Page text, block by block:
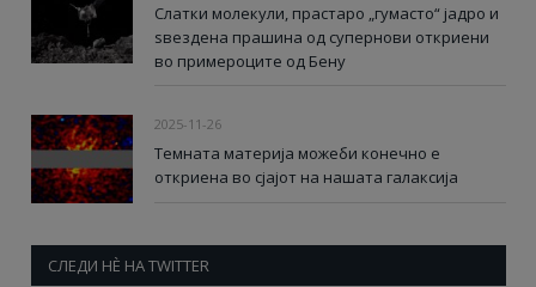
Слатки молекули, прастаро „гумасто“ јадро и
ѕвездена прашина од супернови откриени
во примероците од Бену
2025-11-26
Темната материја можеби конечно е
откриена во сјајот на нашата галаксија
СЛЕДИ НÈ НА TWITTER